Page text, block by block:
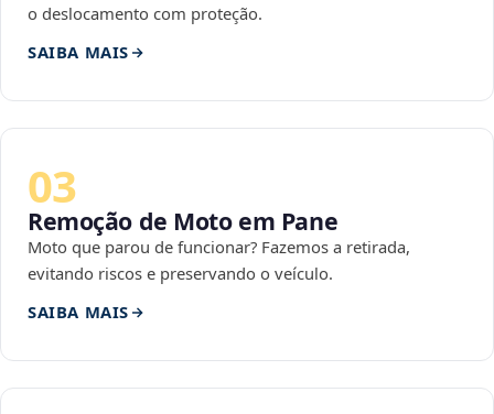
o deslocamento com proteção.
SAIBA MAIS
03
Remoção de Moto em Pane
Moto que parou de funcionar? Fazemos a retirada,
evitando riscos e preservando o veículo.
SAIBA MAIS